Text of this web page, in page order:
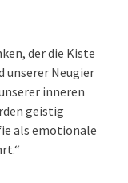
der die Kiste
unserer Neugier
inneren
geistig
als emotionale